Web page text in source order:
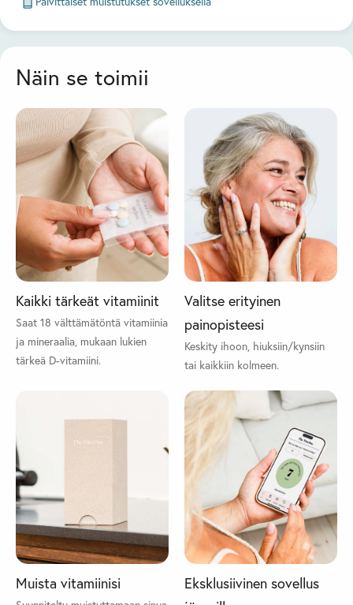
Näin se toimii
Kaikki tärkeät vitamiinit
Saat 18 välttämätöntä vitamiinia
ja mineraalia, mukaan lukien
tärkeä D-vitamiini.
Valitse erityinen
painopisteesi
Keskity ihoon, hiuksiin/kynsiin
tai kaikkiin kolmeen.
Muista vitamiinisi
Eksklusiivinen sovellus